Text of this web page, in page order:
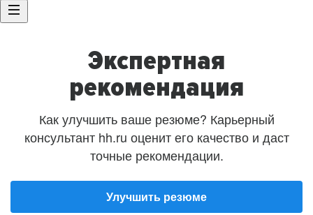
Экспертная
рекомендация
Как улучшить ваше резюме? Карьерный
консультант hh.ru оценит его качество и даст
точные рекомендации.
Улучшить резюме